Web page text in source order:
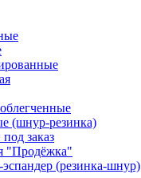
(шнур-резинка)
заказ
"Продёжка"
эспандер (резинка-шнур)